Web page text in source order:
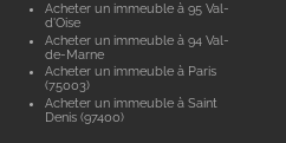
Acheter un immeuble à 95 Val-
d'Oise
Acheter un immeuble à 94 Val-
de-Marne
Acheter un immeuble à Paris
(75003)
Acheter un immeuble à Saint
Denis (97400)